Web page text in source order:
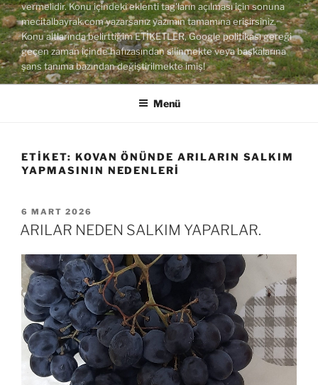
vermelidir. Konu içindeki eklenti tag'ların açılması için sonuna
mecitalbayrak.com yazarsanız yazımın tamamına erişirsiniz.
Konu altlarında belirttiğim ETİKETLER, Google politikası gereği
geçen zaman içinde hafızasından silinmekte veya başkalarına
şans tanıma bazından değiştirilmekte imiş!
Menü
ETIKET: KOVAN ÖNÜNDE ARILARIN SALKIM
YAPMASININ NEDENLERI
YAYIM
TARIHI
6 MART 2026
ARILAR NEDEN SALKIM YAPARLAR.